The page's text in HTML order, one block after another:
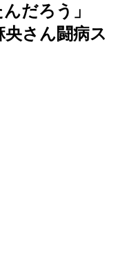
んだろう」
央さん闘病ス